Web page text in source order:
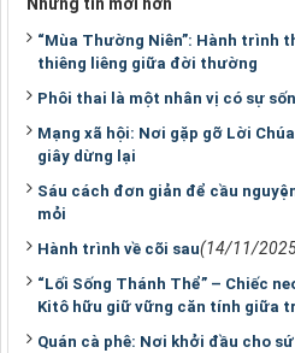
Những tin mới hơn
“Mùa Thường Niên”: Hành trình
thiêng liêng giữa đời thường
Phôi thai là một nhân vị có sự
Mạng xã hội: Nơi gặp gỡ Lời
giây dừng lại
Sáu cách đơn giản để cầu
mỏi
Hành trình về cõi sau(14/11/
“Lối Sống Thánh Thể” – Chiếc
Kitô hữu giữ vững căn tính giữa
Quán cà phê: Nơi khởi đầu cho